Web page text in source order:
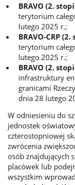
BRAVO (2.
terytorium
lutego 2025 r.;
BRAVO-CRP
terytorium
lutego 2025 r.;
BRAVO (2.
infrastruktury
granicami
dnia 28 lutego
W odniesieniu do
jednostek
czterostopniowej
zwrócenia
osób znajdujących
placówek lub
wszystkim